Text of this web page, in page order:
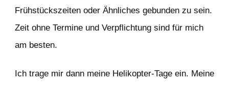
Frühstückszeiten oder Ähnliches gebunden zu sein.
Zeit ohne Termine und Verpflichtung sind für mich
am besten.
Ich trage mir dann meine Helikopter-Tage ein. Meine